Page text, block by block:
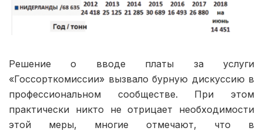
Решение о вводе платы за услуги
«Госсорткомиссии» вызвало бурную дискуссию в
профессиональном сообществе. При этом
практически никто не отрицает необходимости
этой меры, многие отмечают, что в